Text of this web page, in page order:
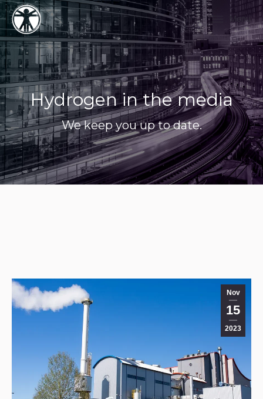
Menu
Hydrogen in the media
We keep you up to date.
Nov
15
2023